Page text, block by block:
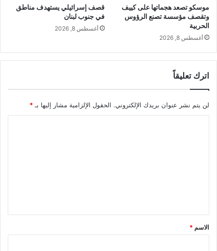
موسكو تصعد هجماتها على كييف
وتقصف مؤسسة تصنع الرؤوس
الحربية
أغسطس 8, 2026
قصف إسرائيلي يستهدف مناطق
في جنوب لبنان
أغسطس 8, 2026
اترك تعليقاً
لن يتم نشر عنوان بريدك الإلكتروني. الحقول الإلزامية مشار إليها بـ *
*
الاسم *